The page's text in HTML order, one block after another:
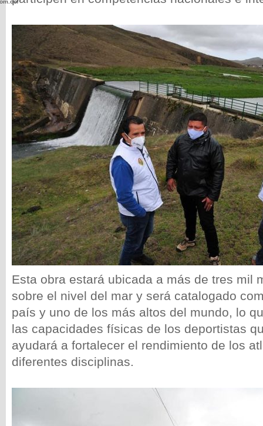
Esta obra estará ubicada a más de tres mil
sobre el nivel del mar y será catalogado
país y uno de los más altos del mundo, lo
las capacidades físicas de los deportistas
ayudará a fortalecer el rendimiento de los
diferentes disciplinas.
wp-
wp-
wp-